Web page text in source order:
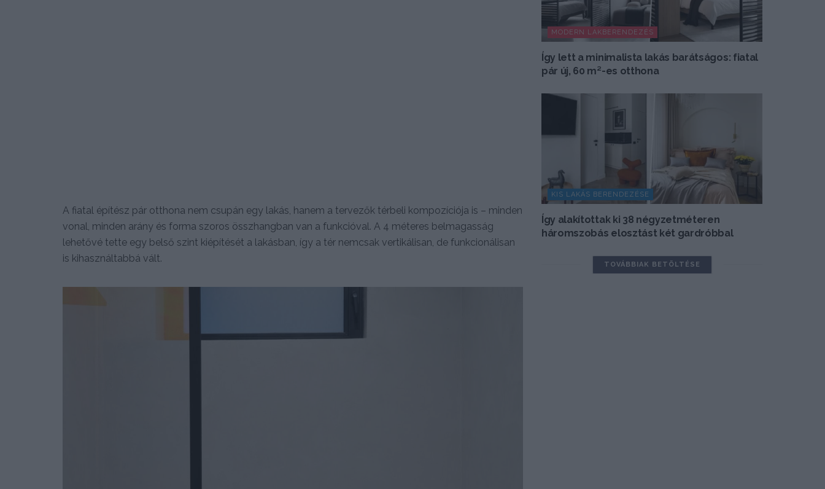
A fiatal építész pár otthona nem csupán egy lakás, hanem a tervezők térbeli kompozíciója is – minden
vonal, minden arány és forma szoros összhangban van a funkcióval. A 4 méteres belmagasság
lehetővé tette egy belső szint kiépítését a lakásban, így a tér nemcsak vertikálisan, de funkcionálisan
is kihasználtabbá vált.
MODERN LAKBERENDEZÉS
Így lett a minimalista lakás barátságos: fiatal
pár új, 60 m²-es otthona
KIS LAKÁS BERENDEZÉSE
Így alakítottak ki 38 négyzetméteren
háromszobás elosztást két gardróbbal
TOVÁBBIAK BETÖLTÉSE